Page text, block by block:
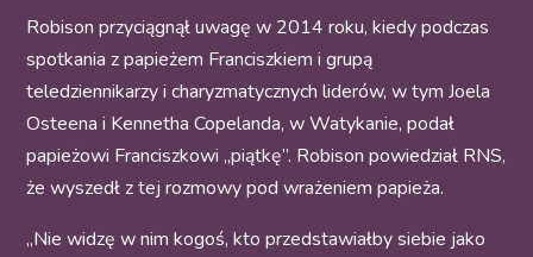
Robison przyciągnął uwagę w 2014 roku, kiedy podczas
spotkania z papieżem Franciszkiem i grupą
teledziennikarzy i charyzmatycznych liderów, w tym Joela
Osteena i Kennetha Copelanda, w Watykanie, podał
papieżowi Franciszkowi „piątkę”. Robison powiedział RNS,
że wyszedł z tej rozmowy pod wrażeniem papieża.
„Nie widzę w nim kogoś, kto przedstawiałby siebie jako